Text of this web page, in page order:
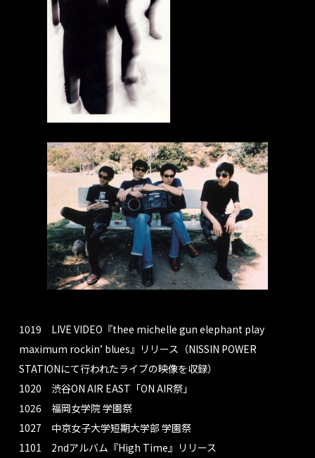
1019 LIVE VIDEO『thee michelle gun elephant play
maximum rockin’ blues』リリース（NISSIN POWER
STATIONにて行われたライブの映像を収録）
1020 渋谷ON AIR EAST「ON AIR祭」
1026 福岡女学院 学園祭
1027 中京女子大学短期大学部 学園祭
1101 2ndアルバム『High Time』リリース